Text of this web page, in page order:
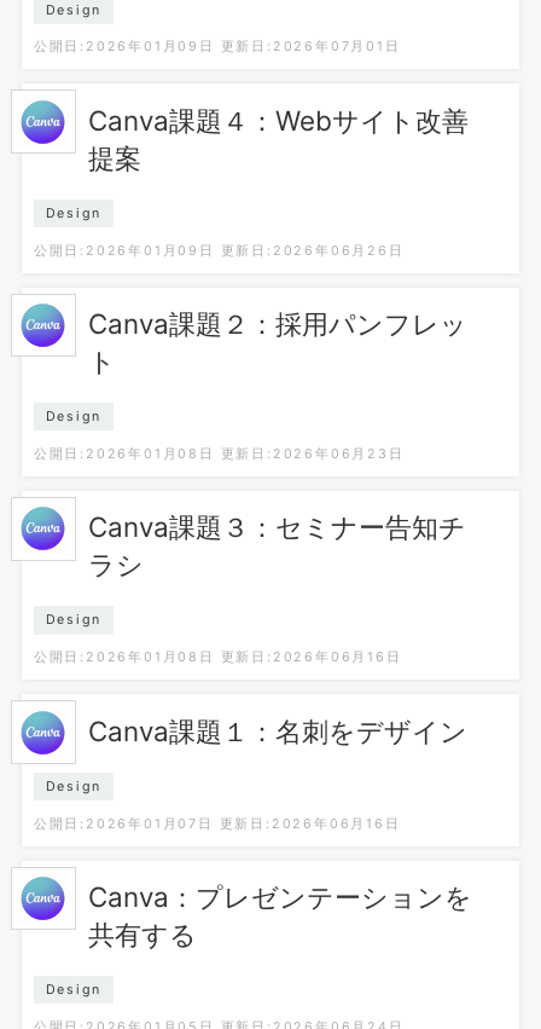
Design
公開日:2026年01月09日 更新日:2026年07月01日
Canva課題４：Webサイト改善
提案
Design
公開日:2026年01月09日 更新日:2026年06月26日
Canva課題２：採用パンフレッ
ト
Design
公開日:2026年01月08日 更新日:2026年06月23日
Canva課題３：セミナー告知チ
ラシ
Design
公開日:2026年01月08日 更新日:2026年06月16日
Canva課題１：名刺をデザイン
Design
公開日:2026年01月07日 更新日:2026年06月16日
Canva：プレゼンテーションを
共有する
Design